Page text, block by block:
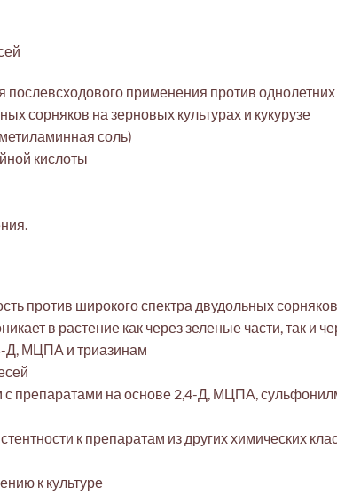
применения против однолетних
сорняков на зерновых культурах и кукурузе
соль)
кислоты
против широкого спектра двудольных
в растение как через зеленые части, так и
Д, МЦПА и триазинам
препаратами на основе 2,4-Д, МЦПА,
к препаратам из других химических
к культуре